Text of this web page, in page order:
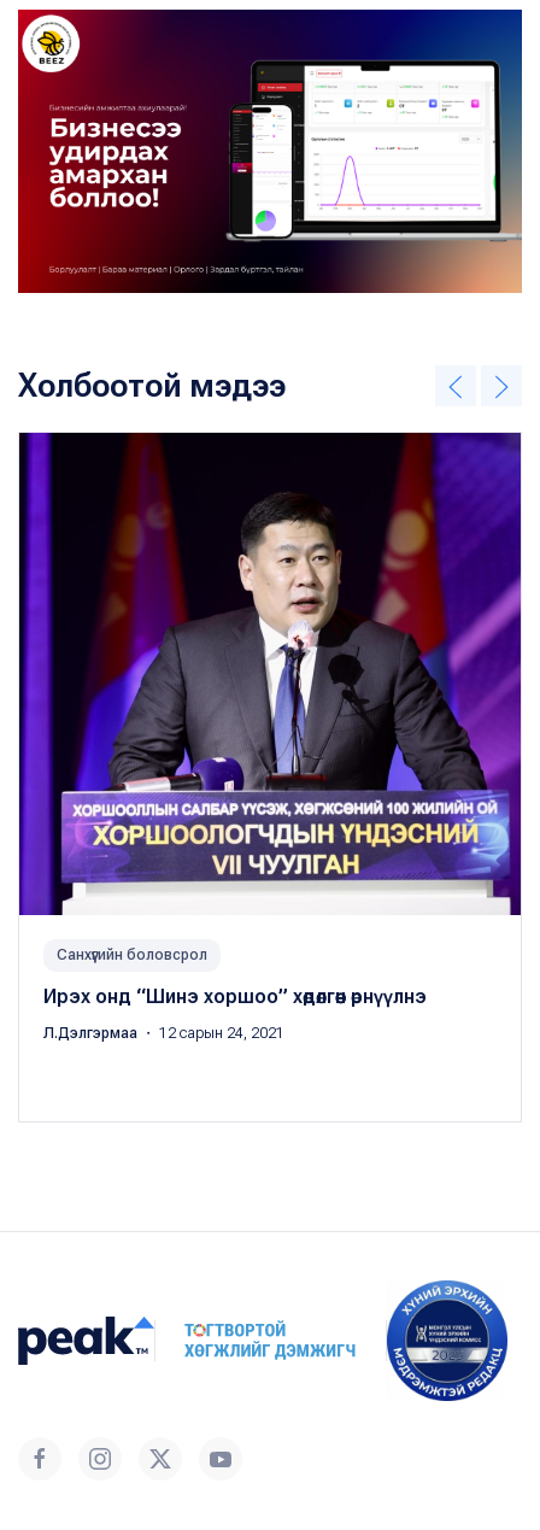
Холбоотой мэдээ
Санхүүгийн боловсрол
Ирэх онд “Шинэ хоршоо” хөдөлгөөн өрнүүлнэ
Л.Дэлгэрмаа ・ 12 сарын 24, 2021